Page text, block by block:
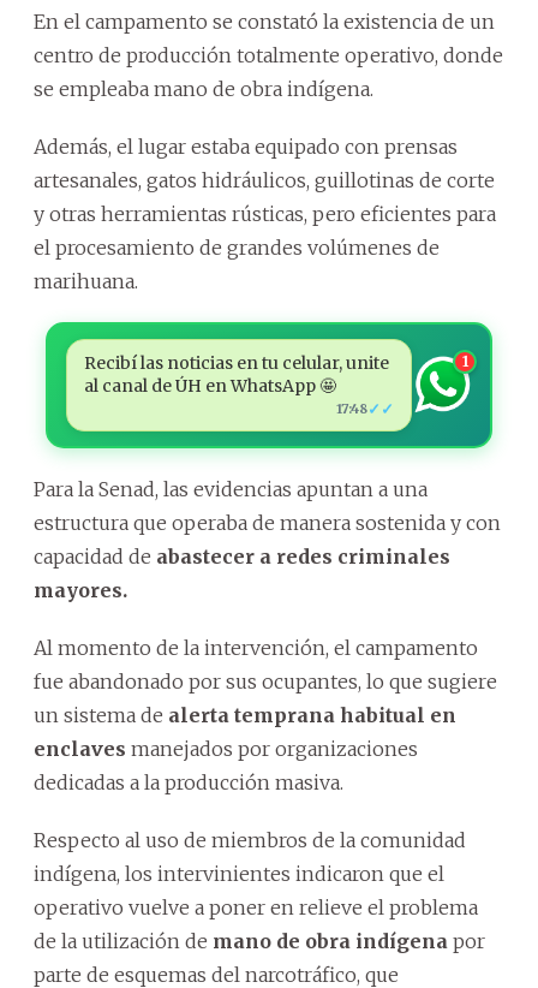
En el campamento se constató la existencia de un
centro de producción totalmente operativo, donde
se empleaba mano de obra indígena.
Además, el lugar estaba equipado con prensas
artesanales, gatos hidráulicos, guillotinas de corte
y otras herramientas rústicas, pero eficientes para
el procesamiento de grandes volúmenes de
marihuana.
Recibí las noticias en tu celular, unite
al canal de ÚH en WhatsApp 🤩
17:48✓✓
1
Para la Senad, las evidencias apuntan a una
estructura que operaba de manera sostenida y con
capacidad de abastecer a redes criminales
mayores.
Al momento de la intervención, el campamento
fue abandonado por sus ocupantes, lo que sugiere
un sistema de alerta temprana habitual en
enclaves manejados por organizaciones
dedicadas a la producción masiva.
Respecto al uso de miembros de la comunidad
indígena, los intervinientes indicaron que el
operativo vuelve a poner en relieve el problema
de la utilización de mano de obra indígena por
parte de esquemas del narcotráfico, que